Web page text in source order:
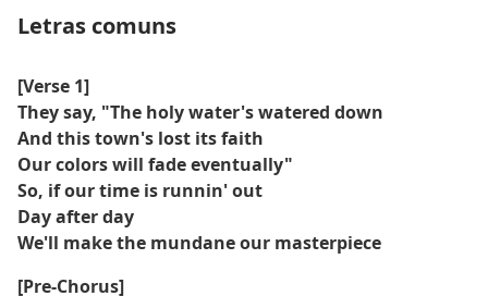
fala sobre se sentir substituível e o desejo de ser o amor
Letras comuns
[Verse 1]
They say, "The holy water's watered down
And this town's lost its faith
Our colors will fade eventually"
So, if our time is runnin' out
Day after day
We'll make the mundane our masterpiece
[Pre-Chorus]